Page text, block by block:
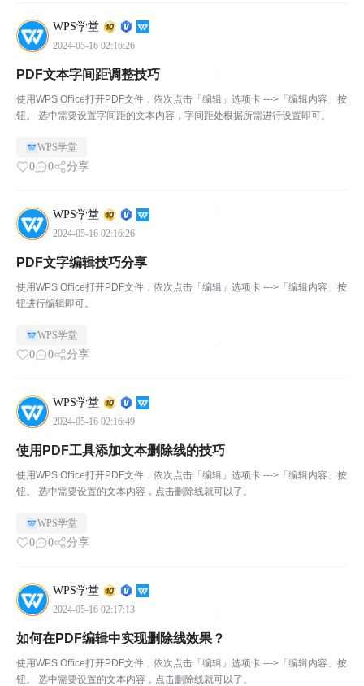
WPS学堂
2024-05-16 02:16:26
PDF文本字间距调整技巧
使用WPS Office打开PDF文件，依次点击「编辑」选项卡 --->「编辑内容」按
钮。 选中需要设置字间距的文本内容，字间距处根据所需进行设置即可。
WPS学堂
0 0 分享
WPS学堂
2024-05-16 02:16:26
PDF文字编辑技巧分享
使用WPS Office打开PDF文件，依次点击「编辑」选项卡 --->「编辑内容」按
钮进行编辑即可。
WPS学堂
0 0 分享
WPS学堂
2024-05-16 02:16:49
使用PDF工具添加文本删除线的技巧
使用WPS Office打开PDF文件，依次点击「编辑」选项卡 --->「编辑内容」按
钮。 选中需要设置的文本内容，点击删除线就可以了。
WPS学堂
0 0 分享
WPS学堂
2024-05-16 02:17:13
如何在PDF编辑中实现删除线效果？
使用WPS Office打开PDF文件，依次点击「编辑」选项卡 --->「编辑内容」按
钮。 选中需要设置的文本内容，点击删除线就可以了。